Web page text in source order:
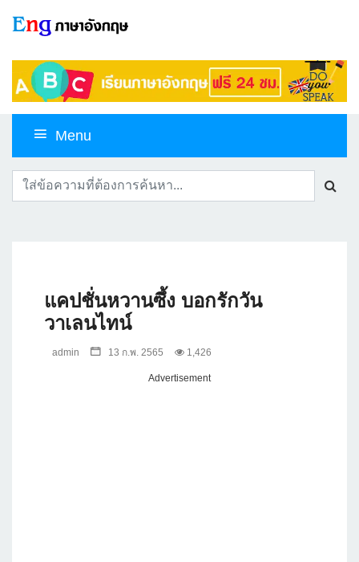
Menu
แคปชั่นหวานซึ้ง บอกรักวัน
วาเลนไทน์
admin 13 ก.พ. 2565 1,426
Advertisement